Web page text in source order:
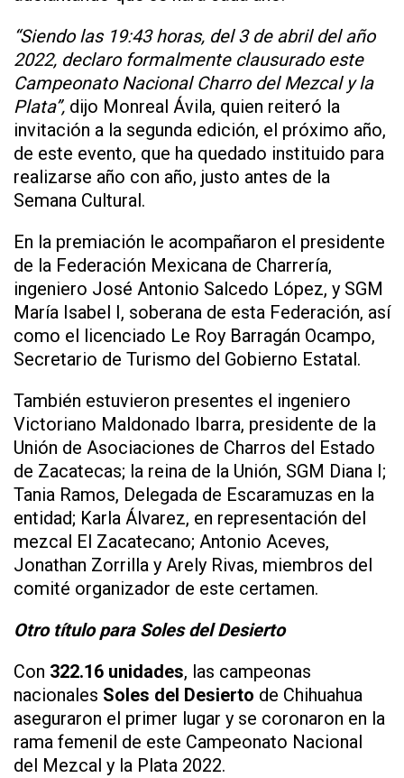
“Siendo las 19:43 horas, del 3 de abril del año
2022, declaro formalmente clausurado este
Campeonato Nacional Charro del Mezcal y la
Plata”, dijo Monreal Ávila, quien reiteró la
invitación a la segunda edición, el próximo año,
de este evento, que ha quedado instituido para
realizarse año con año, justo antes de la
Semana Cultural.
En la premiación le acompañaron el presidente
de la Federación Mexicana de Charrería,
ingeniero José Antonio Salcedo López, y SGM
María Isabel I, soberana de esta Federación, así
como el licenciado Le Roy Barragán Ocampo,
Secretario de Turismo del Gobierno Estatal.
También estuvieron presentes el ingeniero
Victoriano Maldonado Ibarra, presidente de la
Unión de Asociaciones de Charros del Estado
de Zacatecas; la reina de la Unión, SGM Diana I;
Tania Ramos, Delegada de Escaramuzas en la
entidad; Karla Álvarez, en representación del
mezcal El Zacatecano; Antonio Aceves,
Jonathan Zorrilla y Arely Rivas, miembros del
comité organizador de este certamen.
Otro título para Soles del Desierto
Con 322.16 unidades, las campeonas
nacionales Soles del Desierto de Chihuahua
aseguraron el primer lugar y se coronaron en la
rama femenil de este Campeonato Nacional
del Mezcal y la Plata 2022.